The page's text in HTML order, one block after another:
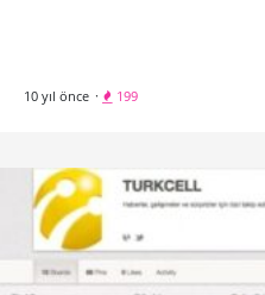
10 yıl önce · 199